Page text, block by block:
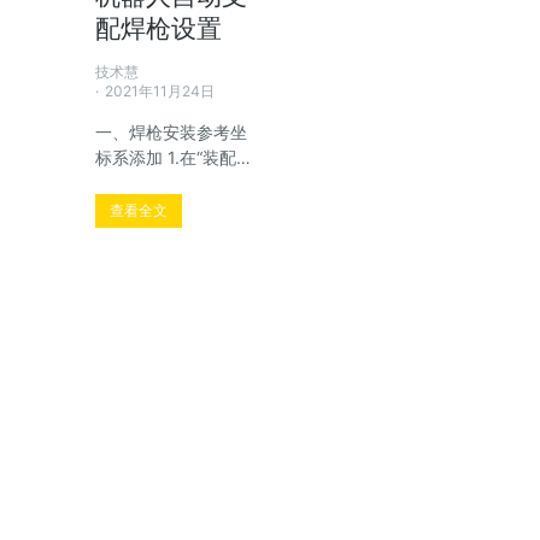
配焊枪设置
技术慧
2021年11月24日
一、焊枪安装参考坐
标系添加 1.在“装配…
查看全文